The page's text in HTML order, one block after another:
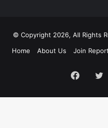
© Copyright 2026, All Rights
Home
About Us Join